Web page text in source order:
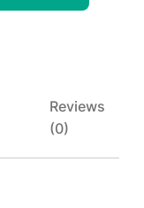
Reviews
(0)